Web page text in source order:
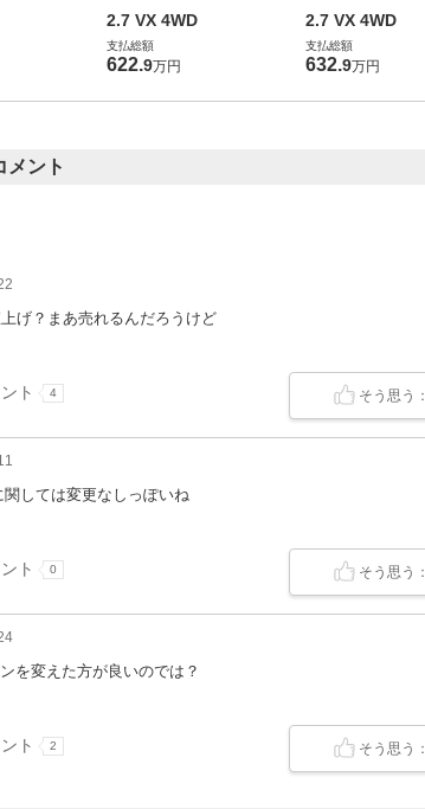
2.7 VX 4WD
支払総額
622.9万円
2.7 VX 4WD
支払総額
632.9万円
メント
げ？まあ売れるんだろうけど
ト 4 そう思う：
しては変更なしっぽいね
ト 0 そう思う：
を変えた方が良いのでは？
ト 2 そう思う：